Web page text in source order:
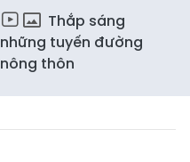
Thắp sáng
những tuyến đường
nông thôn